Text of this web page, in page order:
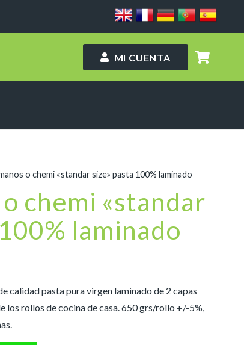
MI CUENTA
o chemi «standar size» pasta 100% laminado
chemi «standar
laminado
calidad pasta pura virgen laminado de 2 capas
los rollos de cocina de casa. 650 grs/rollo +/-5%,